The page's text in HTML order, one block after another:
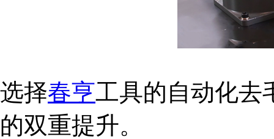
选择春亨工具的自动化去
的双重提升。